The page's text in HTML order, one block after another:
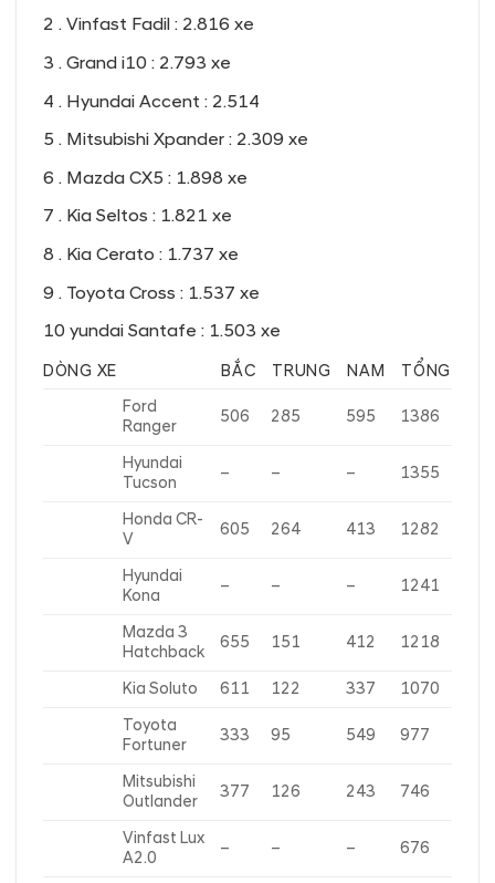
2 . Vinfast Fadil : 2.816 xe ️
3 . Grand i10 : 2.793 xe ️
4 . Hyundai Accent : 2.514 ️
5 . Mitsubishi Xpander : 2.309 xe
6 . Mazda CX5 : 1.898 xe
7 . Kia Seltos : 1.821 xe
8 . Kia Cerato : 1.737 xe
9 . Toyota Cross : 1.537 xe
10 yundai Santafe : 1.503 xe
DÒNG XE BẮC TRUNG NAM
TỔNG
Ford
Ranger
506 285 595 1386
Hyundai
Tucson
– – – 1355
Honda CR-
V
605 264 413 1282
Hyundai
Kona
– – – 1241
Mazda 3
Hatchback
655 151 412 1218
Kia Soluto 611 122 337
1070
Toyota
Fortuner
333 95 549 977
Mitsubishi
Outlander
377 126 243 746
Vinfast Lux
A2.0
– – – 676